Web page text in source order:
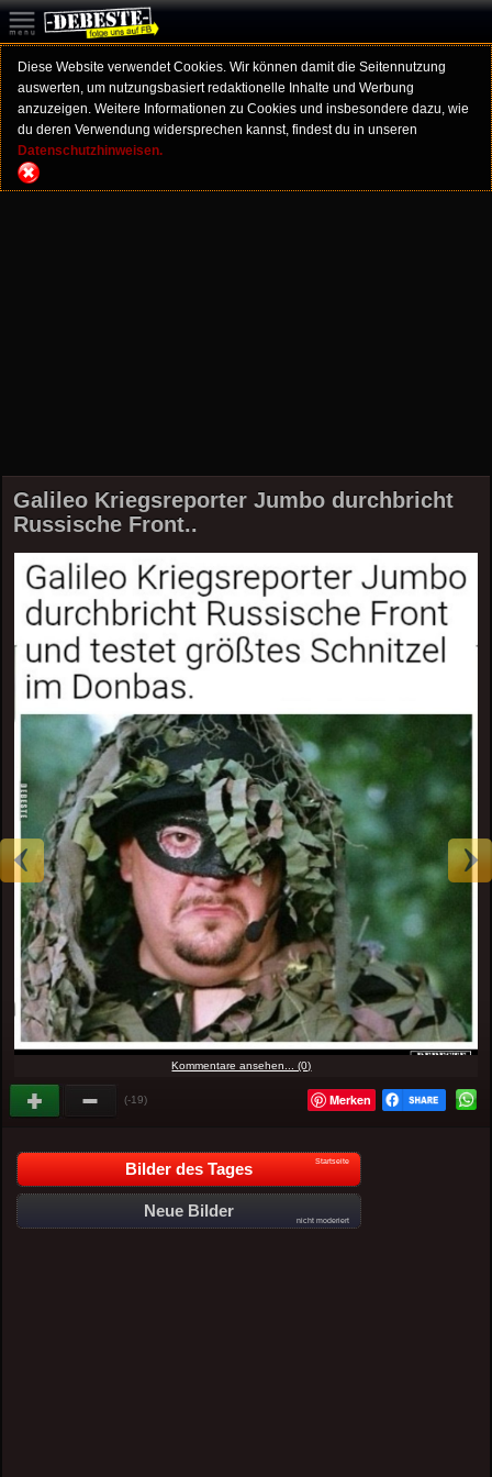
Diese Website verwendet Cookies. Wir können damit die Seitennutzung
auswerten, um nutzungsbasiert redaktionelle Inhalte und Werbung
anzuzeigen. Weitere Informationen zu Cookies und insbesondere dazu, wie
du deren Verwendung widersprechen kannst, findest du in unseren
Datenschutzhinweisen.
Galileo Kriegsreporter Jumbo durchbricht
Russische Front..
Kommentare ansehen... (0)
(-19) Merken
Bilder des Tages Startseite
Neue Bilder
nicht moderiert